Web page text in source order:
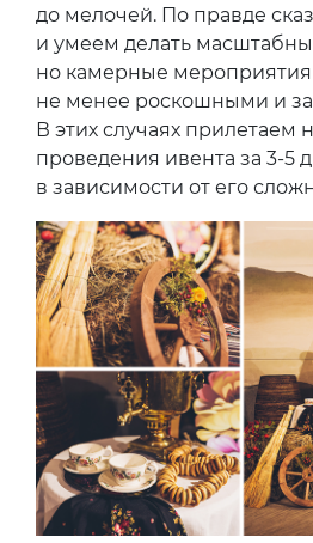
до мелочей. По правде
и умеем делать
но камерные мероприятия
не менее роскошными и
В этих случаях прилетаем
проведения ивента за 3-5
в зависимости от его